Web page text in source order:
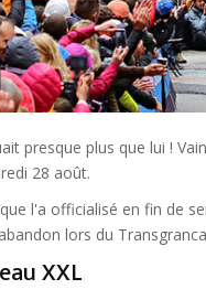
presque plus que lui !
28 août.
l'a officialisé en fin de
lors du
XXL